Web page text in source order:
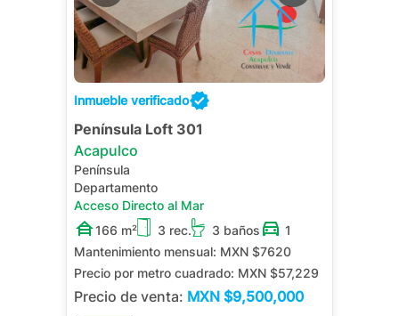
Inmueble verificado
Península Loft 301
Acapulco
Península
Departamento
Acceso Directo al Mar
166 m²
3 rec. 3 baños
1
Mantenimiento mensual: MXN $7620
Precio por metro cuadrado: MXN $57,229
Precio de venta: MXN $9,500,000